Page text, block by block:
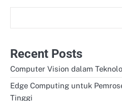
Recent Posts
Computer Vision dalam
Edge Computing untuk
Tinggi